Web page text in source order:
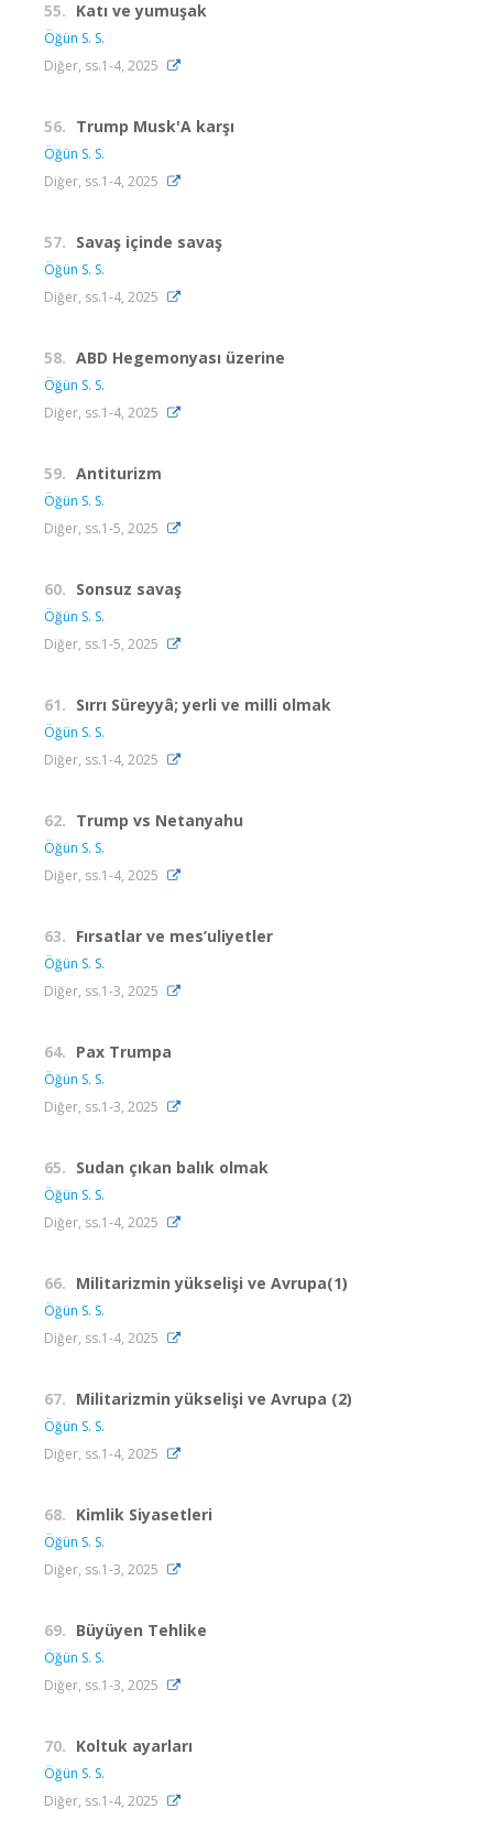
55. Katı ve yumuşak
Öğün S. S.
Diğer, ss.1-4, 2025
56. Trump Musk'A karşı
Öğün S. S.
Diğer, ss.1-4, 2025
57. Savaş içinde savaş
Öğün S. S.
Diğer, ss.1-4, 2025
58. ABD Hegemonyası üzerine
Öğün S. S.
Diğer, ss.1-4, 2025
59. Antiturizm
Öğün S. S.
Diğer, ss.1-5, 2025
60. Sonsuz savaş
Öğün S. S.
Diğer, ss.1-5, 2025
61. Sırrı Süreyyâ; yerli ve milli olmak
Öğün S. S.
Diğer, ss.1-4, 2025
62. Trump vs Netanyahu
Öğün S. S.
Diğer, ss.1-4, 2025
63. Fırsatlar ve mes’uliyetler
Öğün S. S.
Diğer, ss.1-3, 2025
64. Pax Trumpa
Öğün S. S.
Diğer, ss.1-3, 2025
65. Sudan çıkan balık olmak
Öğün S. S.
Diğer, ss.1-4, 2025
66. Militarizmin yükselişi ve Avrupa(1)
Öğün S. S.
Diğer, ss.1-4, 2025
67. Militarizmin yükselişi ve Avrupa (2)
Öğün S. S.
Diğer, ss.1-4, 2025
68. Kimlik Siyasetleri
Öğün S. S.
Diğer, ss.1-3, 2025
69. Büyüyen Tehlike
Öğün S. S.
Diğer, ss.1-3, 2025
70. Koltuk ayarları
Öğün S. S.
Diğer, ss.1-4, 2025